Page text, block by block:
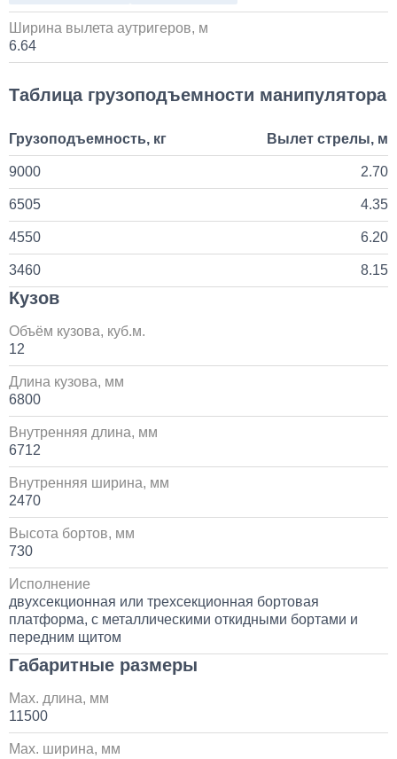
80 000
1 день
Установка Bi-LED линз в фары КАМАЗ
45 000
1 день
Ширина вылета аутригеров, м
6.64
Таблица грузоподъемности манипулятора
Грузоподъемность, кг Вылет стрелы, м
9000 2.70
6505 4.35
4550 6.20
3460 8.15
Кузов
Объём кузова, куб.м.
12
Длина кузова, мм
6800
Внутренняя длина, мм
6712
Внутренняя ширина, мм
2470
Высота бортов, мм
730
Исполнение
двухсекционная или трехсекционная бортовая
платформа, с металлическими откидными бортами и
передним щитом
Габаритные размеры
Max. длина, мм
11500
Max. ширина, мм